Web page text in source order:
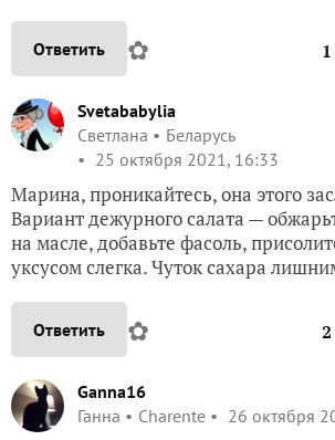
Ответить ✿ 1
Svetababylia
Светлана
Беларусь
25 октября 2021, 16:33
Марина, проникайтесь, она этого
Вариант дежурного салата —
на масле, добавьте фасоль,
уксусом слегка. Чуток сахара
Ответить ✿ 2
Ganna16
Ганна
Charente 26 октября